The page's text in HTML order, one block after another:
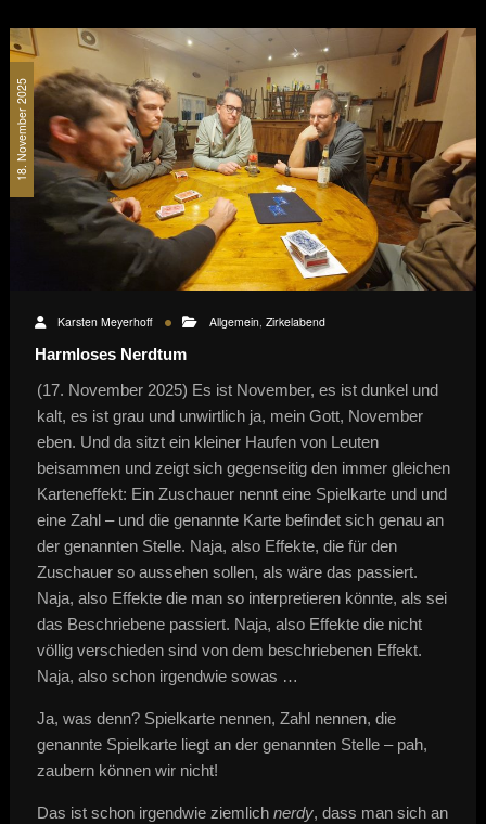
18. November 2025
Karsten Meyerhoff Allgemein, Zirkelabend
Harmloses Nerdtum
(17. November 2025) Es ist November, es ist dunkel und
kalt, es ist grau und unwirtlich ja, mein Gott, November
eben. Und da sitzt ein kleiner Haufen von Leuten
beisammen und zeigt sich gegenseitig den immer gleichen
Karteneffekt: Ein Zuschauer nennt eine Spielkarte und und
eine Zahl – und die genannte Karte befindet sich genau an
der genannten Stelle. Naja, also Effekte, die für den
Zuschauer so aussehen sollen, als wäre das passiert.
Naja, also Effekte die man so interpretieren könnte, als sei
das Beschriebene passiert. Naja, also Effekte die nicht
völlig verschieden sind von dem beschriebenen Effekt.
Naja, also schon irgendwie sowas …
Ja, was denn? Spielkarte nennen, Zahl nennen, die
genannte Spielkarte liegt an der genannten Stelle – pah,
zaubern können wir nicht!
Das ist schon irgendwie ziemlich nerdy, dass man sich an